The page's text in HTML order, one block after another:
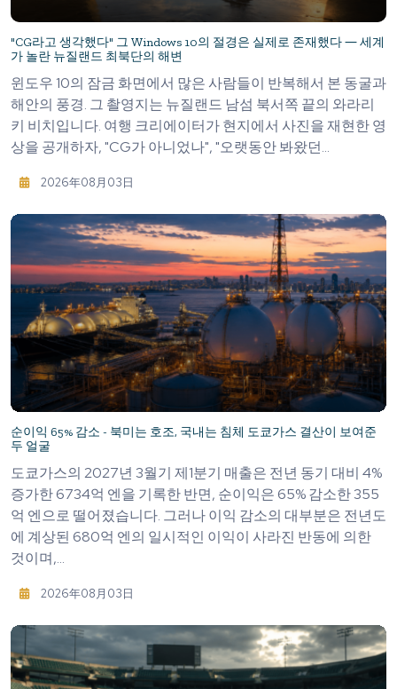
"CG라고 생각했다" 그 Windows 10의 절경은 실제로 존재했다 ― 세계
가 놀란 뉴질랜드 최북단의 해변
윈도우 10의 잠금 화면에서 많은 사람들이 반복해서 본 동굴과
해안의 풍경. 그 촬영지는 뉴질랜드 남섬 북서쪽 끝의 와라리
키 비치입니다. 여행 크리에이터가 현지에서 사진을 재현한 영
상을 공개하자, "CG가 아니었나", "오랫동안 봐왔던...
2026年08月03日
순이익 65% 감소 - 북미는 호조, 국내는 침체 도쿄가스 결산이 보여준
두 얼굴
도쿄가스의 2027년 3월기 제1분기 매출은 전년 동기 대비 4%
증가한 6734억 엔을 기록한 반면, 순이익은 65% 감소한 355
억 엔으로 떨어졌습니다. 그러나 이익 감소의 대부분은 전년도
에 계상된 680억 엔의 일시적인 이익이 사라진 반동에 의한
것이며,...
2026年08月03日